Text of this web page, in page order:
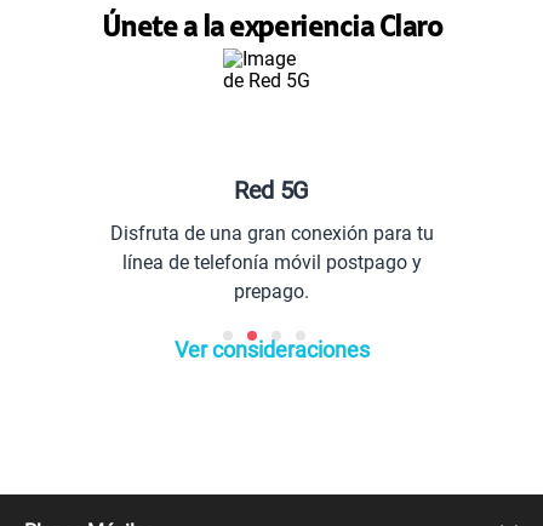
Únete a la experiencia Claro
una gran conexión para tu
móvil postpago y
Ver consideraciones